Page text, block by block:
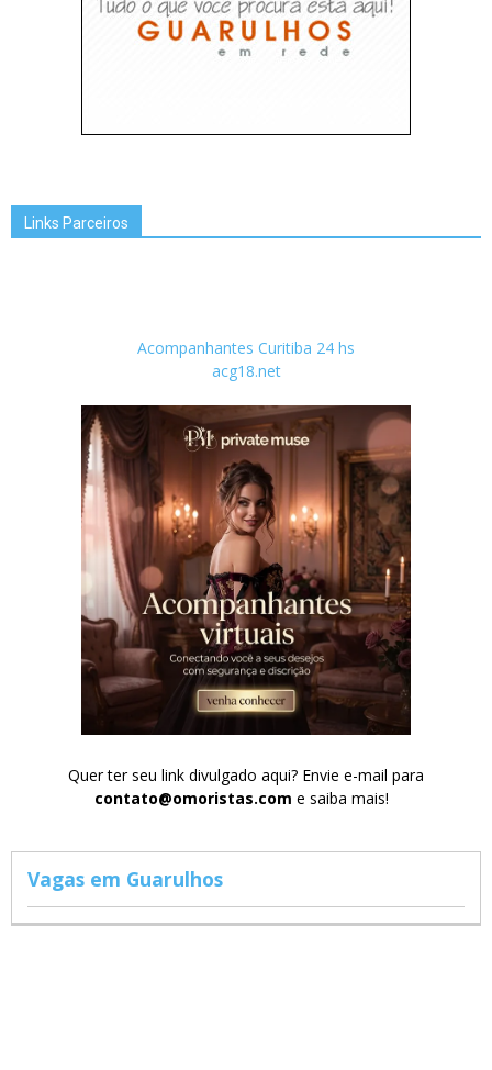
Links Parceiros
Acompanhantes Curitiba 24 hs
acg18.net
Quer ter seu link divulgado aqui? Envie e-mail para
contato@omoristas.com e saiba mais!
Vagas em Guarulhos